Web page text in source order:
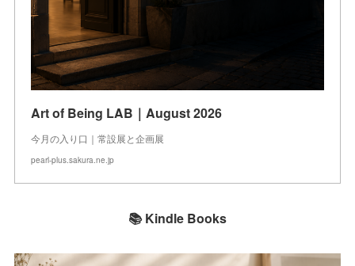
Art of Being LAB｜August 2026
今月の入り口｜常設展と企画展
pearl-plus.sakura.ne.jp
📚 Kindle Books